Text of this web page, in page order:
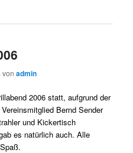
vonadmin
2006 statt, aufgrund der
Bernd Sender
und Kickertisch
es natürlich auch. Alle